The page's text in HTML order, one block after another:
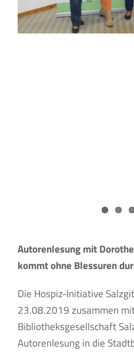
Autorenlesung mit
kommt ohne Blessuren
Die Hospiz-Initiative
23.08.2019 zusammen
Bibliotheksgesellschaft
Autorenlesung in die